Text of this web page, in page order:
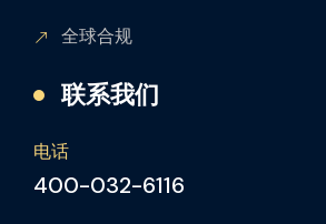
全球合规
联系我们
电话
400-032-6116